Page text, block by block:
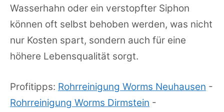
Wasserhahn oder ein verstopfter Siphon
können oft selbst behoben werden, was nicht
nur Kosten spart, sondern auch für eine
höhere Lebensqualität sorgt.
Profitipps: Rohrreinigung Worms Neuhausen -
Rohrreinigung Worms Dirmstein -